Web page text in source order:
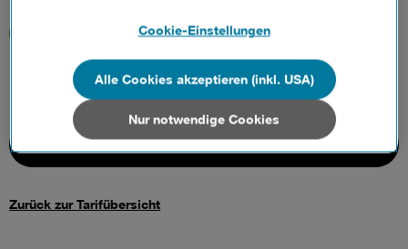
Tarif auswählen
Zurück zur Tarifübersicht
Details und alle Optionen finden Sie unter „Cookie-
Wenn Sie allen Cookies zustimmen, werden auch Cookies
von Drittanbietern verarbeitet, die Ihre Daten in Ländern
außerhalb der europäischen Union (z.B. in den USA)
verarbeiten. Sie unterliegen keinem EU-konformen
Datenschutzniveau und es stehen keine wirksamen
Cookies von Unternehmen in Drittstaaten, die ein ähnliches
Cookie-Einstellungen
Nur notwendige Cookies
Alle Cookies akzeptieren (inkl. USA)